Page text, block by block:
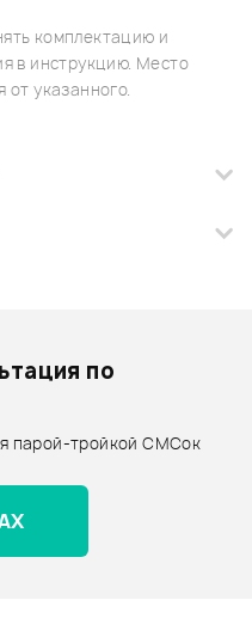
комплектацию и
в инструкцию. Место
от указанного.
товара и получите
по
парой-тройкой СМСок